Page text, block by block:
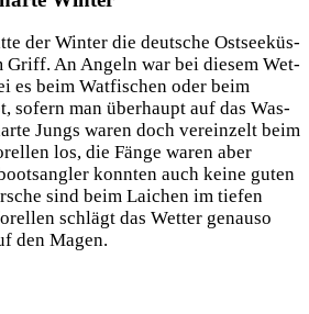
der Win­ter die deut­sche Ost­see­küs­
Griff. An Angeln war bei die­sem Wet­
es beim Wat­fi­schen oder beim
sofern man über­haupt auf das Was­
Jungs waren doch ver­ein­zelt beim
los, die Fän­ge waren aber
konn­ten auch kei­ne guten
sind beim Lai­chen im tie­fen
schlägt das Wet­ter genau­so
den Magen.